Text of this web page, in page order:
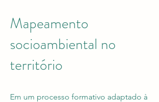
Mapeamento
socioambiental no
território
Em um processo formativo adaptado à